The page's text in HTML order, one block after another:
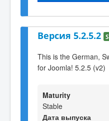
Версия 5.2.5.2
This is the German,
for Joomla! 5.2.5 (v2)
Maturity
Stable
Дата выпуска